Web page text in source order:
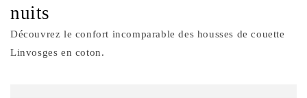
nuits
Découvrez le confort incomparable des housses de couette
Linvosges en coton.